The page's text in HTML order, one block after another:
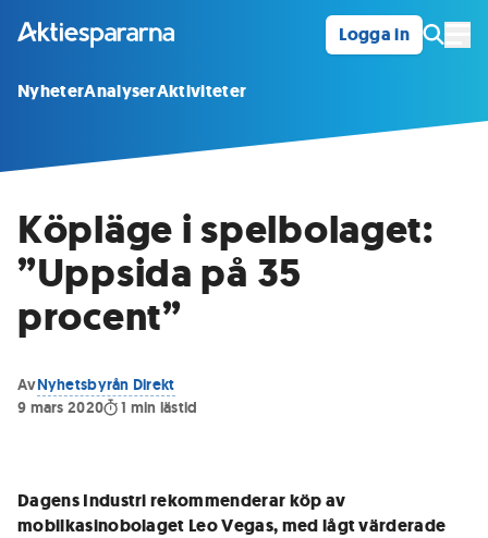
Logga in
NyheterAnalyserAktiviteter
Köpläge i spelbolaget:
”Uppsida på 35
procent”
AvNyhetsbyrån Direkt
9 mars 2020
1 min lästid
Dagens Industri rekommenderar köp av
mobilkasinobolaget Leo Vegas, med lågt värderade